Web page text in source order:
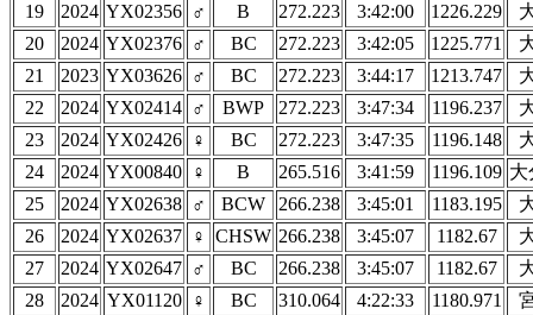
19
2024 YX02356 ♂ B 272.223 3:42:00 1226.229
20
2024 YX02376 ♂ BC 272.223 3:42:05 1225.771
21
2023 YX03626 ♂ BC 272.223 3:44:17 1213.747
22
2024 YX02414 ♂ BWP 272.223 3:47:34 1196.237
23
2024 YX02426 ♀ BC 272.223 3:47:35 1196.148
24
2024 YX00840 ♀ B 265.516 3:41:59 1196.109 大
25
2024 YX02638 ♂ BCW 266.238 3:45:01 1183.195
26
2024 YX02637 ♀ CHSW 266.238 3:45:07 1182.67
27
2024 YX02647 ♂ BC 266.238 3:45:07 1182.67
28
2024 YX01120 ♀ BC 310.064 4:22:33 1180.971